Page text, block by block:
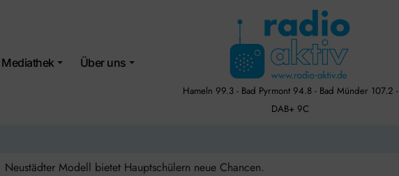
Mediathek Über uns
Hameln 99.3 - Bad Pyrmont 94.8 - Bad Münder 107.2 -
DAB+ 9C
Neustädter Modell bietet Hauptschülern neue Chancen.